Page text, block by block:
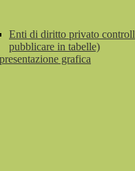
Enti di diritto privato
pubblicare in tabelle)
grafica